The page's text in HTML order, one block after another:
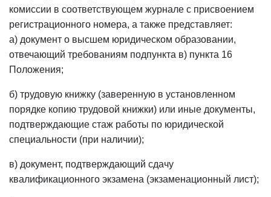
комиссии в соответствующем журнале с присвоением
регистрационного номера, а также представляет:
а) документ о высшем юридическом образовании,
отвечающий требованиям подпункта в) пункта 16
Положения;
б) трудовую книжку (заверенную в установленном
порядке копию трудовой книжки) или иные документы,
подтверждающие стаж работы по юридической
специальности (при наличии);
в) документ, подтверждающий сдачу
квалификационного экзамена (экзаменационный лист);